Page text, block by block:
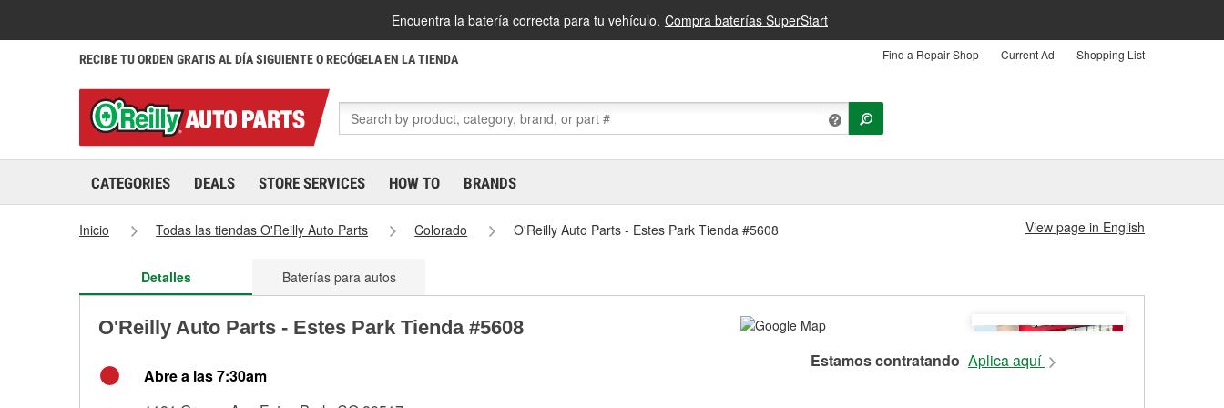
Encuentra la batería correcta para tu vehículo. Compra baterías SuperStart
RECIBE TU ORDEN GRATIS AL DÍA SIGUIENTE O RECÓGELA EN LA TIENDA Find a Repair Shop Current Ad Shopping List
CATEGORIES DEALS STORE SERVICES HOW TO BRANDS
Inicio Todas las tiendas O'Reilly Auto Parts Colorado O'Reilly Auto Parts - Estes Park Tienda #5608 View page in English
Detalles Baterías para autos
O'Reilly Auto Parts - Estes Park Tienda #5608
Abre a las 7:30am
Estamos contratando Aplica aquí